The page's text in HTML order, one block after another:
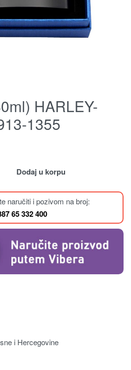
HARLEY-
1355
Dodaj u korpu
naručiti i pozivom na broj:
65 332 400
i Hercegovine